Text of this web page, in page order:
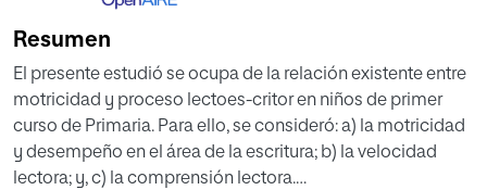
Resumen
El presente estudió se ocupa de la relación existente entre
motricidad y proceso lectoes-critor en niños de primer
curso de Primaria. Para ello, se consideró: a) la motricidad
y desempeño en el área de la escritura; b) la velocidad
lectora; y, c) la comprensión lectora.